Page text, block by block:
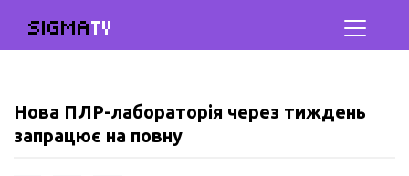
SIGMATV
Нова ПЛР-лабораторія через тиждень
запрацює на повну